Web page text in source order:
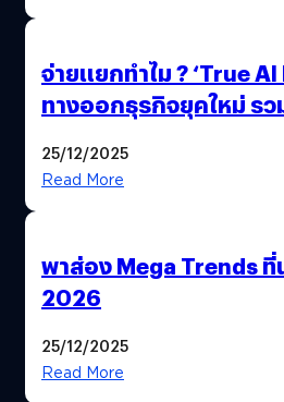
จ่ายแยกทำไม ? ‘True AI
ทางออกธุรกิจยุคใหม่ รว
25/12/2025
Read More
พาส่อง Mega Trends ที่
2026
25/12/2025
Read More